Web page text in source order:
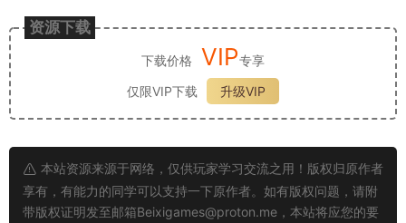
资源下载
下载价格 VIP专享
仅限VIP下载
升级VIP
本站资源来源于网络，仅供玩家学习交流之用！版权归原作者
享有，有能力的同学可以支持一下原作者。如有版权问题，请附
带版权证明发至邮箱Beixigames@proton.me ，本站将应您的要